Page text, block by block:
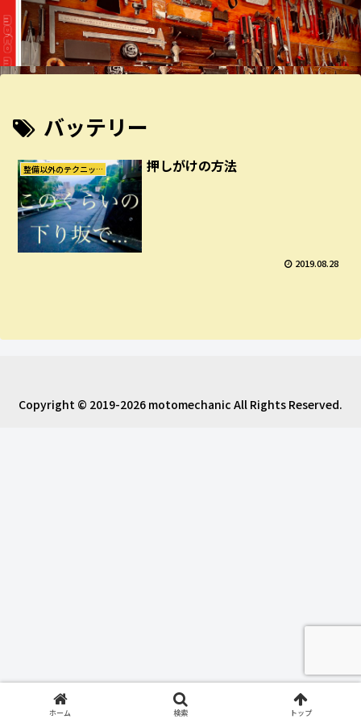
バッテリー
整備以外のテクニック集 押しがけの方法
2019.08.28
Copyright © 2019-2026 motomechanic All Rights Reserved.
ホーム 検索 トップ